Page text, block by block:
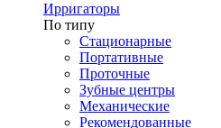
Ирригаторы
По типу
Стационарные
Портативные
Проточные
Зубные центры
Механические
Рекомендованные